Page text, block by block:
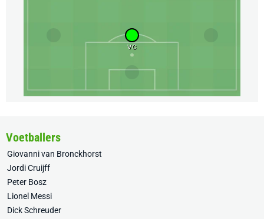
VC
Voetballers
Giovanni van Bronckhorst
Jordi Cruijff
Peter Bosz
Lionel Messi
Dick Schreuder